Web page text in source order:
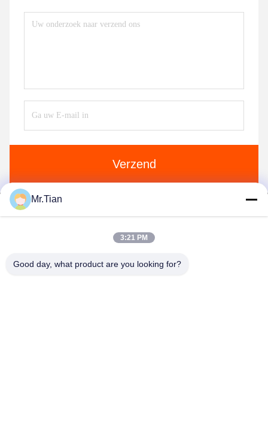
Verzend
Co., Ltd.
Mr.Tian
3:21 PM
Good day, what product are you looking for?